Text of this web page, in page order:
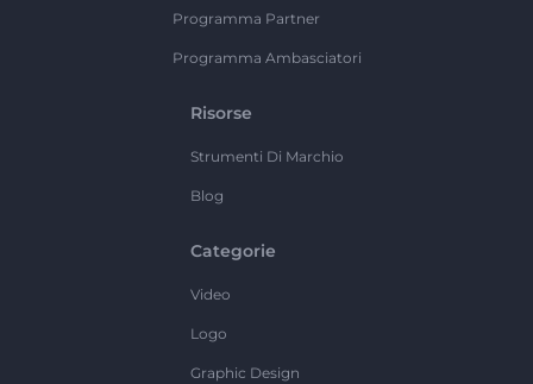
Programma Partner
Programma Ambasciatori
Risorse
Strumenti Di Marchio
Blog
Categorie
Video
Logo
Graphic Design